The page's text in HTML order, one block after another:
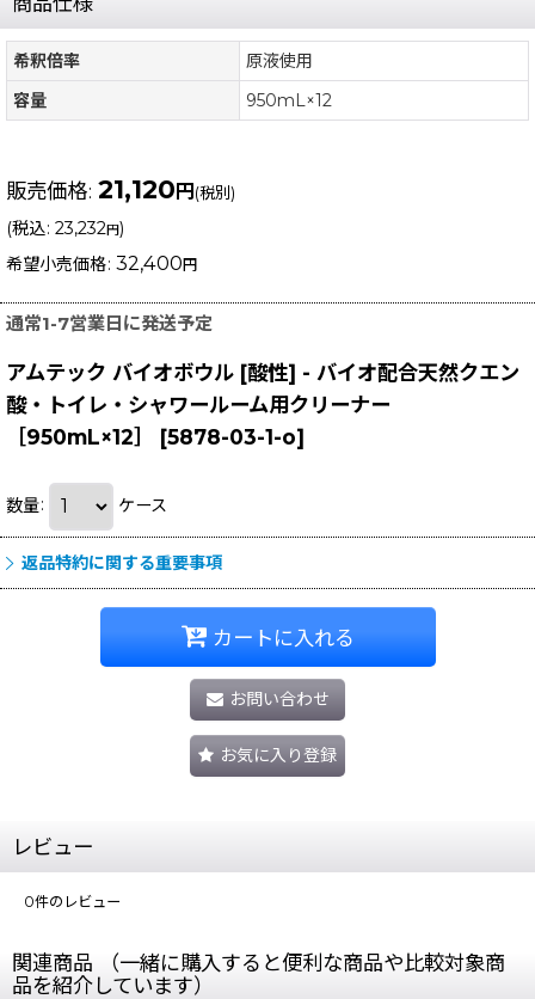
希釈倍率
原液使用
容量
950mL×12
販売価格: 21,120円(税別)
(税込: 23,232円)
希望小売価格: 32,400円
通常1-7営業日に発送予定
アムテック バイオボウル [酸性] - バイオ配合天然クエン
酸・トイレ・シャワールーム用クリーナー
［950mL×12］
[5878-03-1-o]
数量: ケース
返品特約に関する重要事項
カートに入れる
お問い合わせ
お気に入り登録
レビュー
0件のレビュー
関連商品 （一緒に購入すると便利な商品や比較対象商
品を紹介しています）